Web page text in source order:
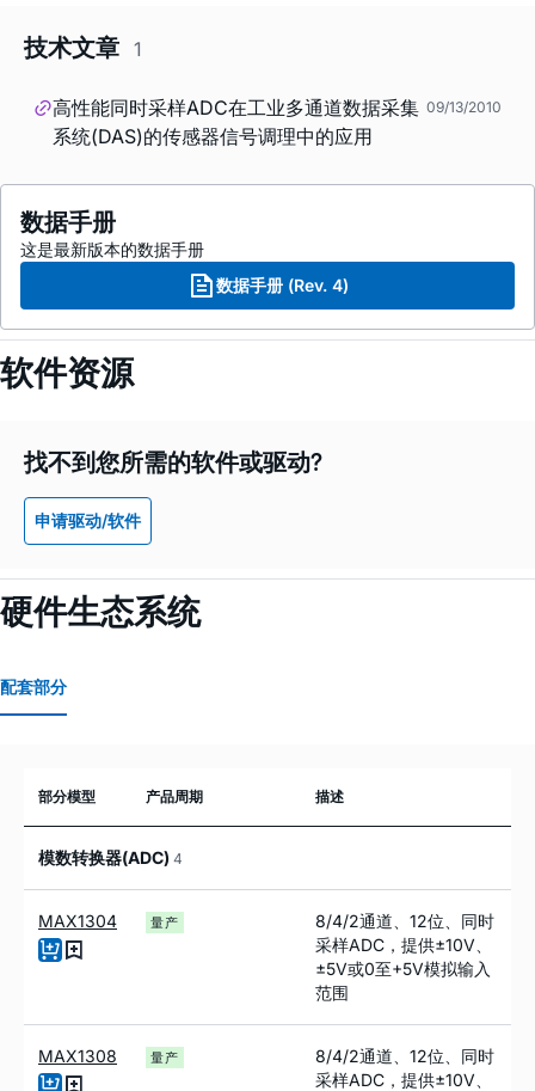
技术文章 1
高性能同时采样ADC在工业多通道数据采集
系统(DAS)的传感器信号调理中的应用
09/13/2010
数据手册
这是最新版本的数据手册
数据手册 (Rev. 4)
软件资源
找不到您所需的软件或驱动?
申请驱动/软件
硬件生态系统
配套部分
部分模型 产品周期 描述
模数转换器(ADC) 4
MAX1304 量产
8/4/2通道、12位、同时
采样ADC，提供±10V、
±5V或0至+5V模拟输入
范围
MAX1308 量产
8/4/2通道、12位、同时
采样ADC，提供±10V、